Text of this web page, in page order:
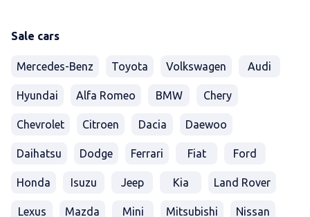
Sale cars
Mercedes-Benz Toyota Volkswagen Audi
Hyundai Alfa Romeo BMW Chery
Chevrolet Citroen Dacia Daewoo
Daihatsu Dodge Ferrari Fiat Ford
Honda Isuzu Jeep Kia Land Rover
Lexus Mazda Mini Mitsubishi Nissan